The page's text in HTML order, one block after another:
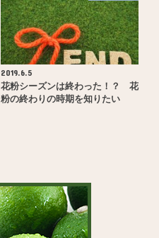
2019.6.5
花粉シーズンは終わった！？ 花
粉の終わりの時期を知りたい